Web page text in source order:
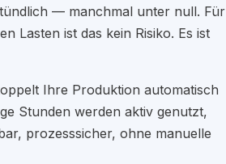
— manchmal unter null. Für
Lasten ist das kein Risiko. Es ist
Ihre Produktion automatisch
Stunden werden aktiv genutzt,
prozesssicher, ohne manuelle